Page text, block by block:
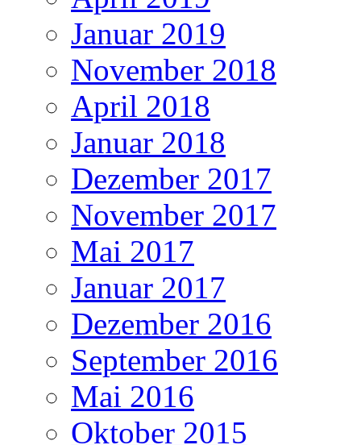
Januar 2019
November 2018
April 2018
Januar 2018
Dezember 2017
November 2017
Mai 2017
Januar 2017
Dezember 2016
September 2016
Mai 2016
Oktober 2015